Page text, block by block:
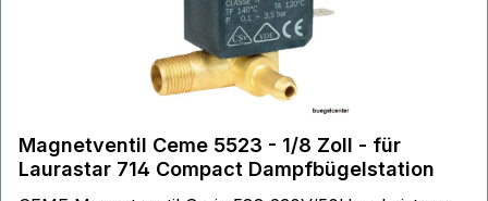
BRAVO STIROMATIC METALL. 00S426213AR0
BRAVO STIROMATIC MET. 00S426220AR0 BRAVO
STIROMATIC 00S426300AR0 BRAVO STIROMATIC
00S426310AR0 BRAVO STIROMATIC D
00S4263A0AR0 BRAVO STIROMATIC
00S4263A1AR0 BRAVO STIROMATIC AND
00S4263B0AR0 BRAVO STIROMATIC D
Magnetventil Ceme 5523 - 1/8 Zoll - für
Laurastar 714 Compact Dampfbügelstation